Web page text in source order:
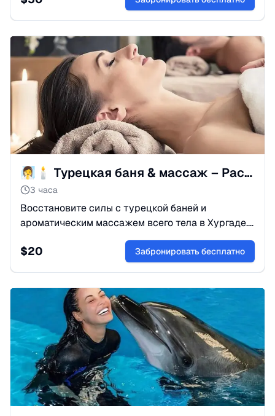
🧖‍♀️🕯 Турецкая баня & массаж – Расслабьтесь в Хургаде
3 часа
Восстановите силы с турецкой баней и
ароматическим массажем всего тела в Хургаде.
Детокс, обновление кожи и глубокое
расслабление — идеально для отпуска.
$20 Забронировать бесплатно